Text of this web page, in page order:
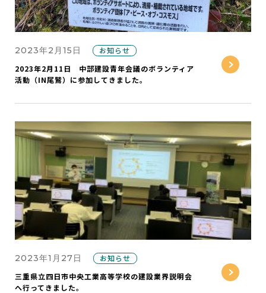
2023年2月15日
お知らせ
2023年2月11日 中部建設青年会議のボランティア
活動（IN尾鷲）に参加してきました。
2023年1月27日
お知らせ
三重県立四日市中央工業高等学校の建設業界説明会
へ行ってきました。